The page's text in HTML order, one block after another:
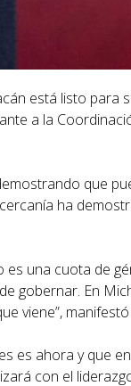
está listo
a la
que
ha
una cuota de
gobernar. En
viene”,
es ahora y que
con el